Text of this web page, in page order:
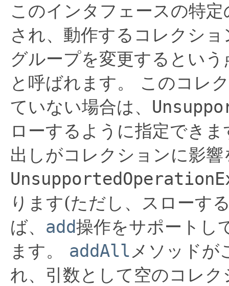
このインタフェースの特
され、動作するコレクシ
グループを変更するとい
と呼ばれます。
このコレ
ていない場合は、
ローするように指定できま
出しがコレクションに影
ります(ただし、スローす
ば、 add操作をサポートし
ます。
addAllメソッドが
れ、引数として空のコレ